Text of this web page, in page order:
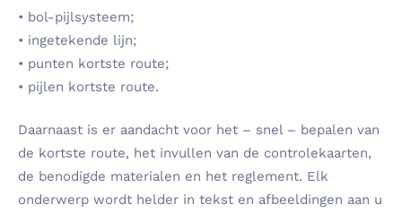
• bol-pijlsysteem;
• ingetekende lijn;
• punten kortste route;
• pijlen kortste route.
Daarnaast is er aandacht voor het – snel – bepalen van
de kortste route, het invullen van de controlekaarten,
de benodigde materialen en het reglement. Elk
onderwerp wordt helder in tekst en afbeeldingen aan u